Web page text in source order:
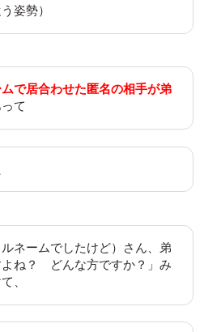
姿勢）
で居合わせた匿名の相手が弟
て
ルネームでしたけど）さん、弟
よね？ どんな方ですか？」み
、